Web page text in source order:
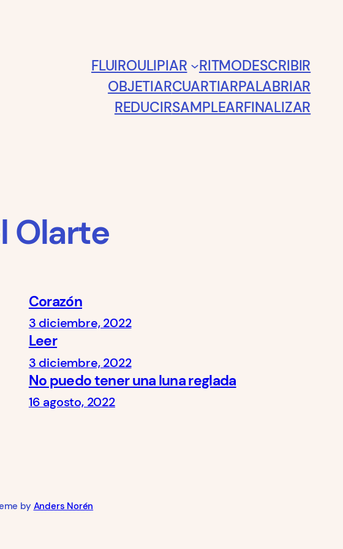
FLUIROULIPIAR RITMODESCRIBIR
OBJETIARCUARTIARPALABRIAR
REDUCIRSAMPLEARFINALIZAR
Olarte
Corazón
3 diciembre, 2022
Leer
3 diciembre, 2022
No puedo tener una luna reglada
16 agosto, 2022
byAnders Norén